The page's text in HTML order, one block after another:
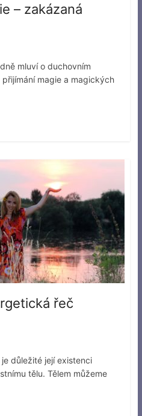
– zakázaná
mluví o duchovním
magie a magických
řeč
důležité její existenci
tělu. Tělem můžeme